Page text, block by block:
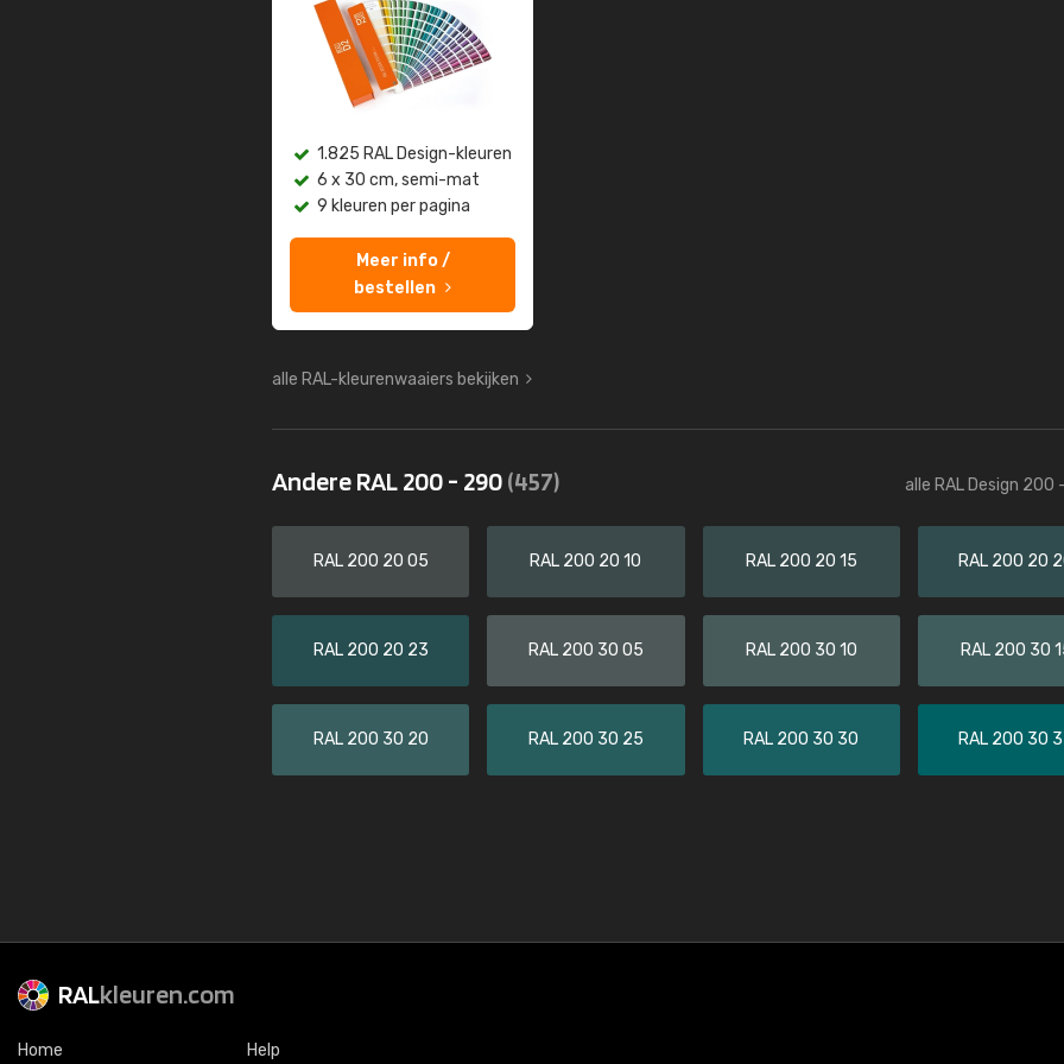
1.825 RAL Design-kleuren
6 x 30 cm, semi-mat
9 kleuren per pagina
Meer info /
bestellen
alle RAL-kleurenwaaiers bekijken
Andere RAL 200 - 290(457) alle RAL Design 200
RAL 200 20 05 RAL 200 20 10 RAL 200 20 15 RAL 200 20
RAL 200 20 23 RAL 200 30 05 RAL 200 30 10 RAL 200 30
RAL 200 30 20 RAL 200 30 25 RAL 200 30 30 RAL 200 30
RALkleuren.com
Home Help